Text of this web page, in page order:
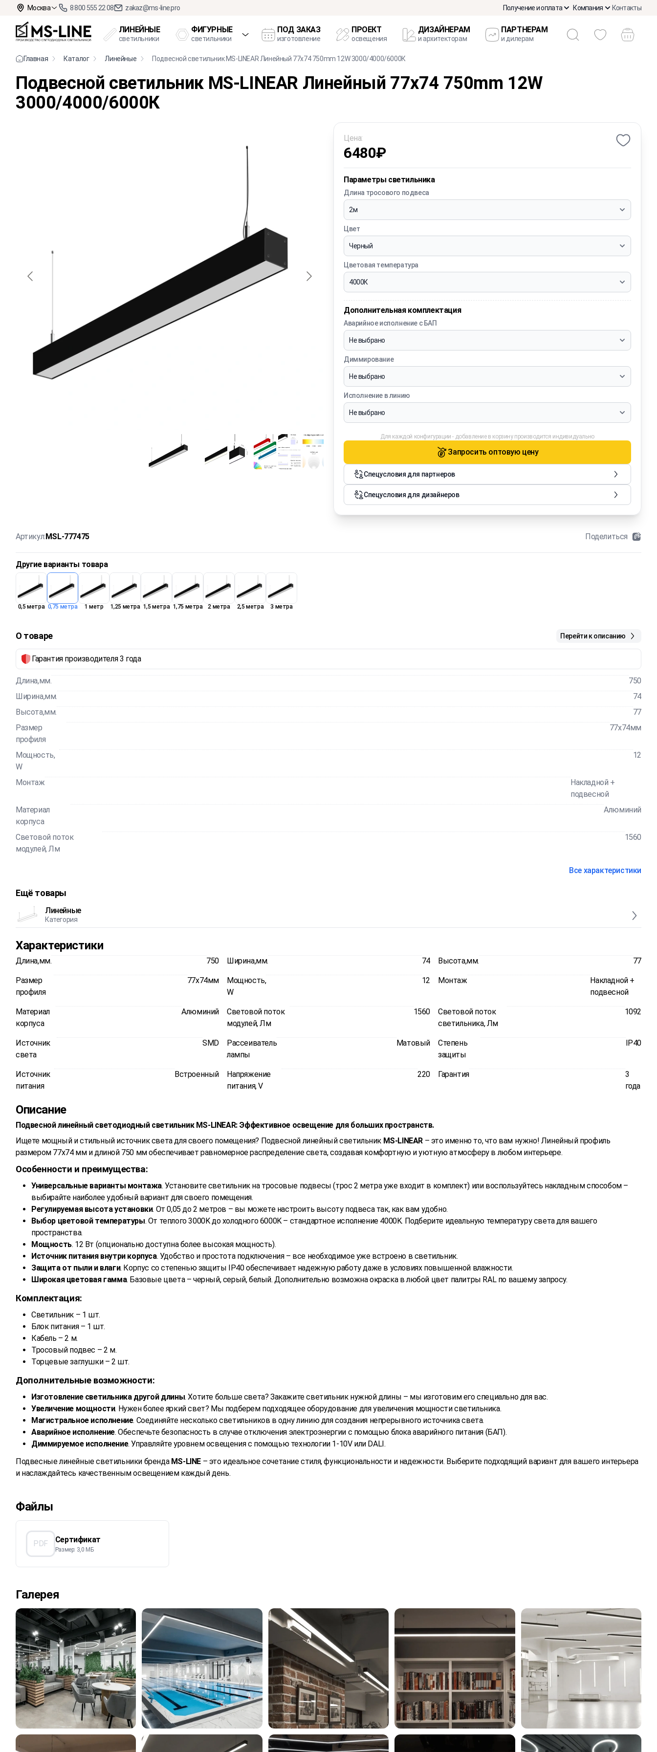
Москва 8 800 555 22 08 zakaz@ms-line.pro Получение и оплата Компания Контакты
ЛИНЕЙНЫЕ
светильники
ФИГУРНЫЕ
светильники
ПОД ЗАКАЗ
изготовление
ПРОЕКТ
освещения
ДИЗАЙНЕРАМ
и архитекторам
ПАРТНЕРАМ
и дилерам
Главная Каталог Линейные Подвесной светильник MS-LINEAR Линейный 77х74 750mm 12W 3000/4000/6000К
Подвесной светильник MS-LINEAR Линейный 77х74 750mm 12W
3000/4000/6000К
Артикул:MSL-777475 Поделиться
Другие варианты товара
0,5 метра 0,75 метра 1 метр 1,25 метра 1,5 метра 1,75 метра 2 метра 2,5 метра 3 метра
О товаре Перейти к описанию
Гарантия производителя 3 года
Длина,мм.
750
Ширина,мм.
74
Высота,мм.
77
Размер
профиля
77x74мм
Мощность,
W
12
Монтаж
Накладной +
подвесной
Материал
корпуса
Алюминий
Световой поток
модулей, Лм
1560
Все характеристики
Ещё товары
Линейные
Категория
Цена:
6480₽
Параметры светильника
Длина тросового подвеса
Цвет
Цветовая температура
Дополнительная комплектация
Аварийное исполнение с БАП
Диммирование
Исполнение в линию
Для каждой конфигурации - добавление в корзину производится индивидуально
Запросить оптовую цену
Спецусловия для партнеров
Спецусловия для дизайнеров
Характеристики
Длина,мм. 750 Ширина,мм. 74 Высота,мм. 77
Размер
профиля
77x74мм
Мощность,
W
12 Монтаж
Накладной +
подвесной
Материал
корпуса
Алюминий
Световой поток
модулей, Лм
1560
Световой поток
светильника, Лм
1092
Источник
света
SMD
Рассеиватель
лампы
Матовый
Степень
защиты
IP40
Источник
питания
Встроенный
Напряжение
питания, V
220 Гарантия
3
года
Описание
Подвесной линейный светодиодный светильник MS-LINEAR: Эффективное освещение для больших пространств.
Ищете мощный и стильный источник света для своего помещения? Подвесной линейный светильник MS-LINEAR – это именно то, что вам нужно! Линейный профиль
размером 77x74 мм и длиной 750 мм обеспечивает равномерное распределение света, создавая комфортную и уютную атмосферу в любом интерьере.
Особенности и преимущества:
Универсальные варианты монтажа. Установите светильник на тросовые подвесы (трос 2 метра уже входит в комплект) или воспользуйтесь накладным способом –
выбирайте наиболее удобный вариант для своего помещения.
Регулируемая высота установки. От 0,05 до 2 метров – вы можете настроить высоту подвеса так, как вам удобно.
Выбор цветовой температуры. От теплого 3000K до холодного 6000K – стандартное исполнение 4000K. Подберите идеальную температуру света для вашего
пространства.
Мощность. 12 Вт (опционально доступна более высокая мощность).
Источник питания внутри корпуса. Удобство и простота подключения – все необходимое уже встроено в светильник.
Защита от пыли и влаги. Корпус со степенью защиты IP40 обеспечивает надежную работу даже в условиях повышенной влажности.
Широкая цветовая гамма. Базовые цвета – черный, серый, белый. Дополнительно возможна окраска в любой цвет палитры RAL по вашему запросу.
Комплектация:
Светильник – 1 шт.
Блок питания – 1 шт.
Кабель – 2 м.
Тросовый подвес – 2 м.
Торцевые заглушки – 2 шт.
Дополнительные возможности:
Изготовление светильника другой длины. Хотите больше света? Закажите светильник нужной длины – мы изготовим его специально для вас.
Увеличение мощности. Нужен более яркий свет? Мы подберем подходящее оборудование для увеличения мощности светильника.
Магистральное исполнение. Соединяйте несколько светильников в одну линию для создания непрерывного источника света.
Аварийное исполнение. Обеспечьте безопасность в случае отключения электроэнергии с помощью блока аварийного питания (БАП).
Диммируемое исполнение. Управляйте уровнем освещения с помощью технологии 1-10V или DALI.
Подвесные линейные светильники бренда MS-LINE – это идеальное сочетание стиля, функциональности и надежности. Выберите подходящий вариант для вашего интерьера
и наслаждайтесь качественным освещением каждый день.
Файлы
PDF Сертификат
Размер: 3,0 МБ
Галерея